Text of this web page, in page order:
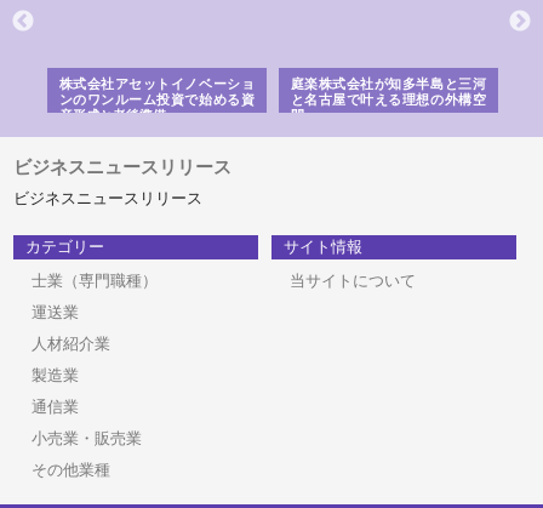
株式会社アセットイノベーショ
ンのワンルーム投資で始める資
産形成と老後準備
庭楽株式会社が知多半島と三河
と名古屋で叶える理想の外構空
間
ビジネスニュースリリース
ビジネスニュースリリース
カテゴリー
士業（専門職種）
運送業
人材紹介業
製造業
通信業
小売業・販売業
その他業種
サイト情報
当サイトについて